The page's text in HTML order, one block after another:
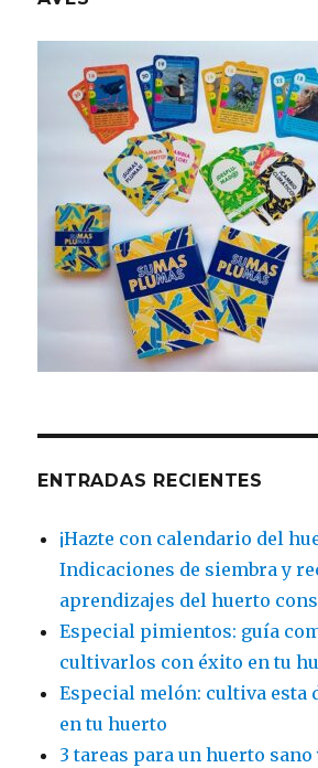
ENTRADAS RECIENTES
¡Hazte con calendario del
Indicaciones de siembra y
aprendizajes del huerto
Especial pimientos: guía
cultivarlos con éxito en tu
Especial melón: cultiva esta
en tu huerto
3 tareas para un huerto